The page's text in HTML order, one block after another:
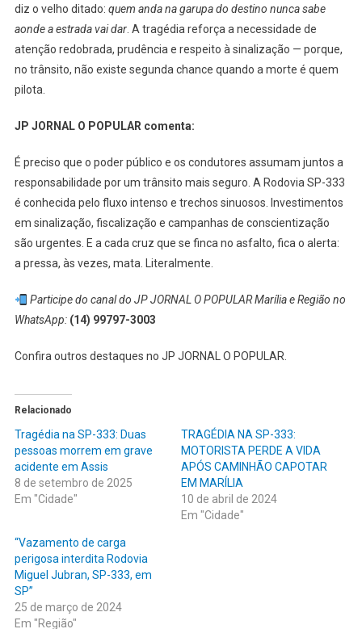
diz o velho ditado: quem anda na garupa do destino nunca sabe
aonde a estrada vai dar. A tragédia reforça a necessidade de
atenção redobrada, prudência e respeito à sinalização — porque,
no trânsito, não existe segunda chance quando a morte é quem
pilota.
JP JORNAL O POPULAR comenta:
É preciso que o poder público e os condutores assumam juntos a
responsabilidade por um trânsito mais seguro. A Rodovia SP-333
é conhecida pelo fluxo intenso e trechos sinuosos. Investimentos
em sinalização, fiscalização e campanhas de conscientização
são urgentes. E a cada cruz que se finca no asfalto, fica o alerta:
a pressa, às vezes, mata. Literalmente.
Participe do canal do JP JORNAL O POPULAR Marília e Região no
WhatsApp: (14) 99797-3003
Confira outros destaques no JP JORNAL O POPULAR.
Relacionado
Tragédia na SP-333: Duas
pessoas morrem em grave
acidente em Assis
8 de setembro de 2025
Em "Cidade"
TRAGÉDIA NA SP-333:
MOTORISTA PERDE A VIDA
APÓS CAMINHÃO CAPOTAR
EM MARÍLIA
10 de abril de 2024
Em "Cidade"
“Vazamento de carga
perigosa interdita Rodovia
Miguel Jubran, SP-333, em
SP”
25 de março de 2024
Em "Região"